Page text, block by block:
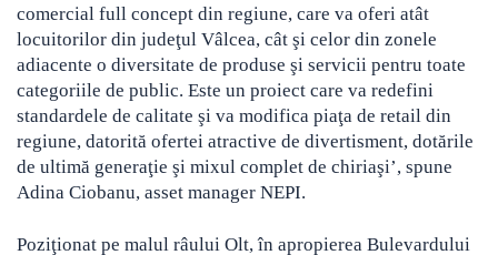
comercial full concept din regiune, care va oferi atât
locuitorilor din judeţul Vâlcea, cât şi celor din zonele
adiacente o diversitate de produse şi servicii pentru toate
categoriile de public. Este un proiect care va redefini
standardele de calitate şi va modifica piaţa de retail din
regiune, datorită ofertei atractive de divertisment, dotările
de ultimă generaţie şi mixul complet de chiriaşi’, spune
Adina Ciobanu, asset manager NEPI.
Poziţionat pe malul râului Olt, în apropierea Bulevardului